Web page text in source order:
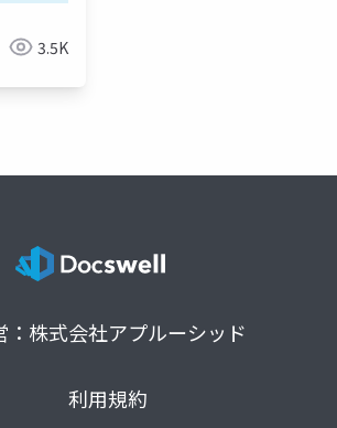
3.5K
：株式会社アプルーシッド
利用規約